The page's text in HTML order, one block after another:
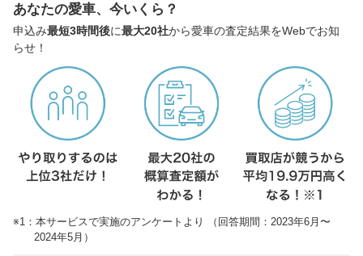
あなたの愛車、今いくら？
申込み最短3時間後に最大20社から愛車の査定結果をWebでお知
らせ！
※1：本サービスで実施のアンケートより （回答期間：2023年6月〜
2024年5月）